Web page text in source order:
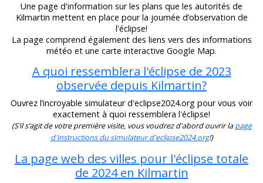
Une page d'information sur les plans que les autorités de
Kilmartin mettent en place pour la journée d’observation de
l'éclipse!
La page comprend également des liens vers des informations
météo et une carte interactive Google Map.
A quoi ressemblera l'éclipse de 2023
observée depuis Kilmartin?
Ouvrez l’incroyable simulateur d'eclipse2024.org pour vous voir
exactement à quoi ressemblera l'éclipse!
(S’il s’agit de votre première visite, vous voudrez d'abord ouvrir lapage
d'instructions du simulateur d'eclipse2024.org!)
La page web des villes pour l'éclipse totale
de 2024 en Kilmartin